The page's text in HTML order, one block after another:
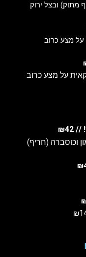
על מצע כרוב
על מצע כרוב
וכוסברה (חריף)